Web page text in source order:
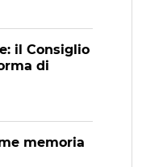
il Consiglio
di
memoria